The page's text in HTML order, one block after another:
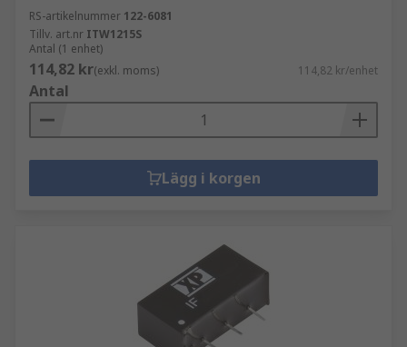
RS-artikelnummer 122-6081
Tillv. art.nr ITW1215S
Antal (1 enhet)
114,82 kr(exkl. moms) 114,82 kr/enhet
Antal
Lägg i korgen